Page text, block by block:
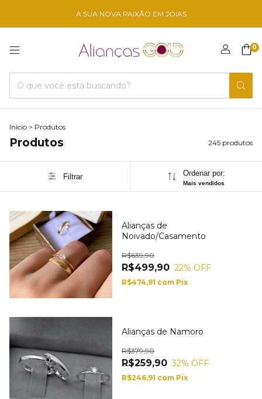
A SUA NOVA PAIXÃO EM JOIAS
0
Início > Produtos
Produtos 245 produtos
Filtrar Ordenar por:
Mais vendidos
Alianças de
Noivado/Casamento
R$499,90
R$639,90
22% OFF
R$474,91 com Pix
Alianças de Namoro
R$259,90
R$379,90
32% OFF
R$246,91 com Pix